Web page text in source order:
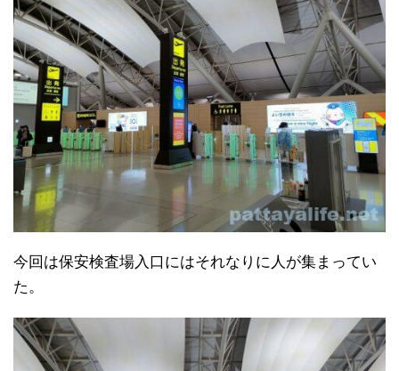
今回は保安検査場入口にはそれなりに人が集まってい
た。